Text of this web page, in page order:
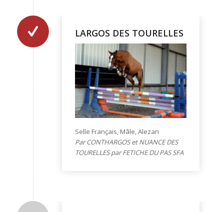
LARGOS DES TOURELLES
Selle Français, Mâle, Alezan
Par CONTHARGOS et NUANCE DES
TOURELLES par FETICHE DU PAS SFA